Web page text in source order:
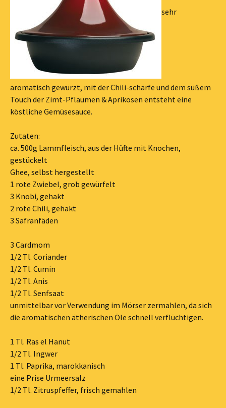
sehr
aromatisch gewürzt, mit der Chili-schärfe und dem süßem
Touch der Zimt-Pflaumen & Aprikosen entsteht eine
köstliche Gemüsesauce.
Zutaten:
ca. 500g Lammfleisch, aus der Hüfte mit Knochen,
gestückelt
Ghee, selbst hergestellt
1 rote Zwiebel, grob gewürfelt
3 Knobi, gehakt
2 rote Chili, gehakt
3 Safranfäden
3 Cardmom
1/2 Tl. Coriander
1/2 Tl. Cumin
1/2 Tl. Anis
1/2 Tl. Senfsaat
unmittelbar vor Verwendung im Mörser zermahlen, da sich
die aromatischen ätherischen Öle schnell verflüchtigen.
1 Tl. Ras el Hanut
1/2 Tl. Ingwer
1 Tl. Paprika, marokkanisch
eine Prise Urmeersalz
1/2 Tl. Zitruspfeffer, frisch gemahlen